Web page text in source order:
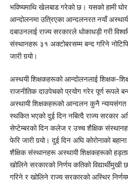
भविष्यमाथि खेलबाड गरेको छ। यसको हामी घोर
आन्दोलनमा उत्रिएका आन्दलनरत नयाँ
दबाउनलाई राज्य सरकारले धोकाधड़ी गरी
संस्थानहरू ३१ अक्टोबरसम्म बन्द गरिने
जारी गर्‍यो।
अस्थयी शिक्षकहरूको आन्दोलनलाई शिक्षक-
राजनीतिक दाउपेचको प्रयोग गरेर पूर्ण रूपले
अस्थायी शिक्षकहरूको आन्दलन कुनै न्यायसंगत
स्थकित भएको दुई दिन नबित्दै राज्य सरकार
सेप्टेम्बरको दिन कलेज र उच्च शैक्षिक
फेरि जारी गर्‍यो। दुई दिन अघि कोरोनाको
शैक्षिक संस्थानहरू अस्थायी शिक्षकहरूको
खोलिने सरकारको निर्णय कतिको
गरिने र खोलिने राज्य सरकारको अस्थिर